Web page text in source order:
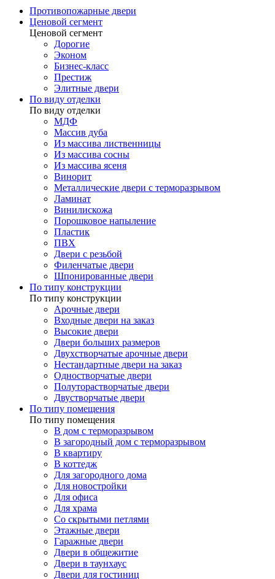
Противопожарные двери
Ценовой сегмент
Ценовой сегмент
Дорогие
Эконом
Бизнес-класс
Престиж
Элитные двери
По виду отделки
По виду отделки
МДФ
Массив дуба
Из массива лиственницы
Из массива сосны
Из массива ясеня
Винорит
Металлические двери с терморазрывом
Ламинат
Винилискожа
Порошковое напыление
Пластик
ПВХ
Двери с резьбой
Филенчатые двери
Шпонированные двери
По типу конструкции
По типу конструкции
Арочные двери
Входные двери на заказ
Высокие двери
Двери больших размеров
Двухстворчатые арочные двери
Нестандартные двери на заказ
Одностворчатые двери
Полуторастворчатые двери
Двустворчатые двери
По типу помещения
По типу помещения
В дом с терморазрывом
В загородный дом с терморазрывом
В квартиру
В коттедж
Для загородного дома
Для новостройки
Для офиса
Для храма
Со скрытыми петлями
Этажные двери
Гаражные двери
Двери в общежитие
Двери в таунхаус
Двери для гостиниц